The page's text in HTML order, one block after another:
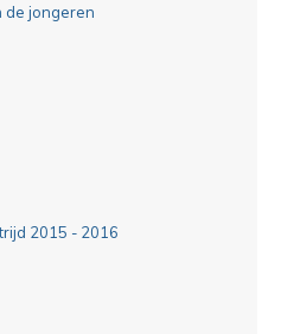
de jongeren
2015 - 2016